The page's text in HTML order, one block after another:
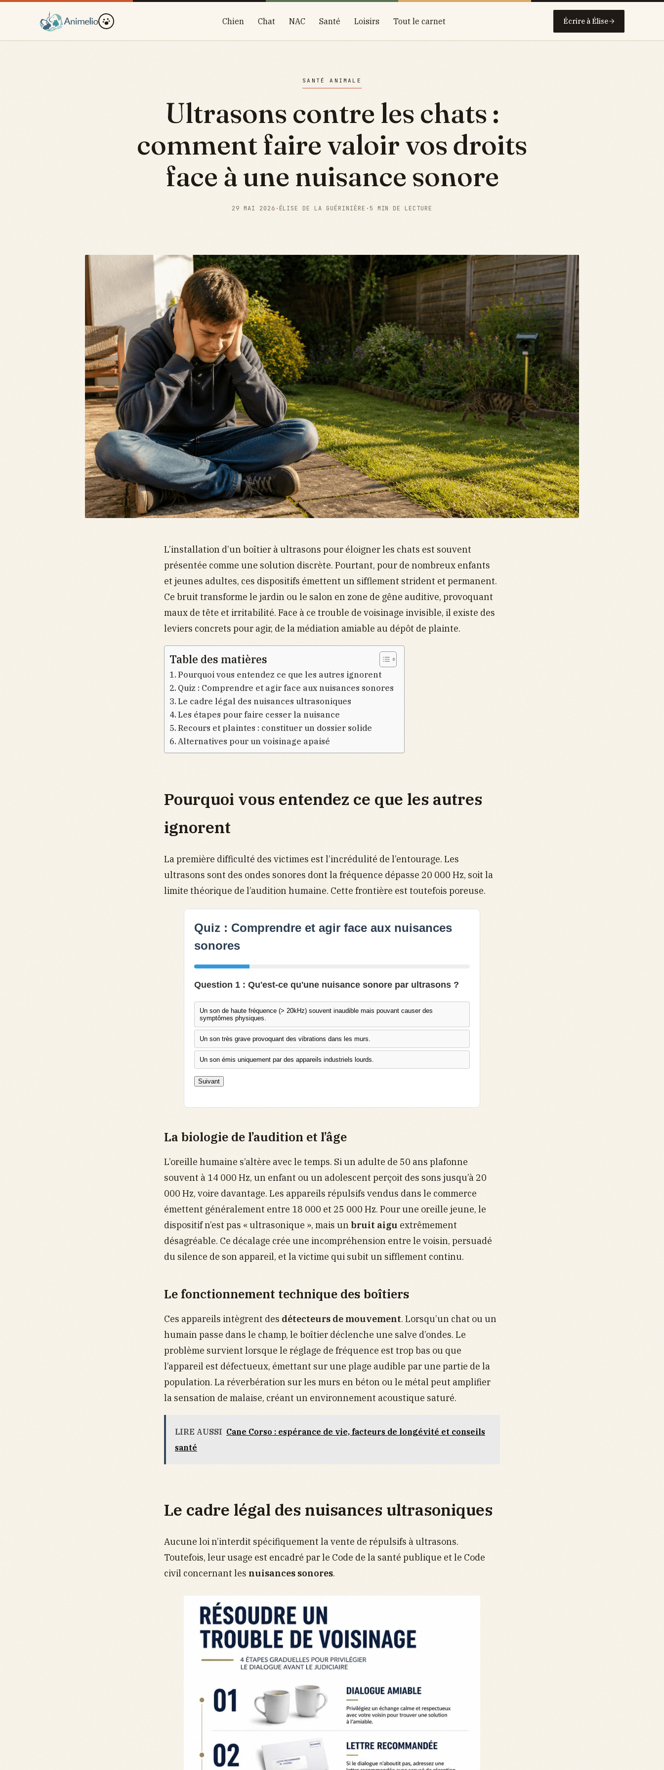
Chien Chat NAC Santé Loisirs Tout le carnet Écrire à Élise
SANTÉ ANIMALE
Ultrasons contre les chats :
comment faire valoir vos droits
face à une nuisance sonore
29 MAI 2026 · ÉLISE DE LA GUÉRINIÈRE · 5 MIN DE LECTURE
L’installation d’un boîtier à ultrasons pour éloigner les chats est souvent
présentée comme une solution discrète. Pourtant, pour de nombreux enfants
et jeunes adultes, ces dispositifs émettent un sifflement strident et permanent.
Ce bruit transforme le jardin ou le salon en zone de gêne auditive, provoquant
maux de tête et irritabilité. Face à ce trouble de voisinage invisible, il existe des
leviers concrets pour agir, de la médiation amiable au dépôt de plainte.
Table des matières
Pourquoi vous entendez ce que les autres ignorent
Quiz : Comprendre et agir face aux nuisances sonores
Le cadre légal des nuisances ultrasoniques
Les étapes pour faire cesser la nuisance
Recours et plaintes : constituer un dossier solide
Alternatives pour un voisinage apaisé
Pourquoi vous entendez ce que les autres
ignorent
La première difficulté des victimes est l’incrédulité de l’entourage. Les
ultrasons sont des ondes sonores dont la fréquence dépasse 20 000 Hz, soit la
limite théorique de l’audition humaine. Cette frontière est toutefois poreuse.
Quiz : Comprendre et agir face aux nuisances
sonores
Question 1 : Qu'est-ce qu'une nuisance sonore par ultrasons ?
Un son de haute fréquence (> 20kHz) souvent inaudible mais pouvant causer des
symptômes physiques.
Un son très grave provoquant des vibrations dans les murs.
Un son émis uniquement par des appareils industriels lourds.
Suivant
La biologie de l’audition et l’âge
L’oreille humaine s’altère avec le temps. Si un adulte de 50 ans plafonne
souvent à 14 000 Hz, un enfant ou un adolescent perçoit des sons jusqu’à 20
000 Hz, voire davantage. Les appareils répulsifs vendus dans le commerce
émettent généralement entre 18 000 et 25 000 Hz. Pour une oreille jeune, le
dispositif n’est pas « ultrasonique », mais un bruit aigu extrêmement
désagréable. Ce décalage crée une incompréhension entre le voisin, persuadé
du silence de son appareil, et la victime qui subit un sifflement continu.
Le fonctionnement technique des boîtiers
Ces appareils intègrent des détecteurs de mouvement. Lorsqu’un chat ou un
humain passe dans le champ, le boîtier déclenche une salve d’ondes. Le
problème survient lorsque le réglage de fréquence est trop bas ou que
l’appareil est défectueux, émettant sur une plage audible par une partie de la
population. La réverbération sur les murs en béton ou le métal peut amplifier
la sensation de malaise, créant un environnement acoustique saturé.
LIRE AUSSI Cane Corso : espérance de vie, facteurs de longévité et conseils
santé
Le cadre légal des nuisances ultrasoniques
Aucune loi n’interdit spécifiquement la vente de répulsifs à ultrasons.
Toutefois, leur usage est encadré par le Code de la santé publique et le Code
civil concernant les nuisances sonores.